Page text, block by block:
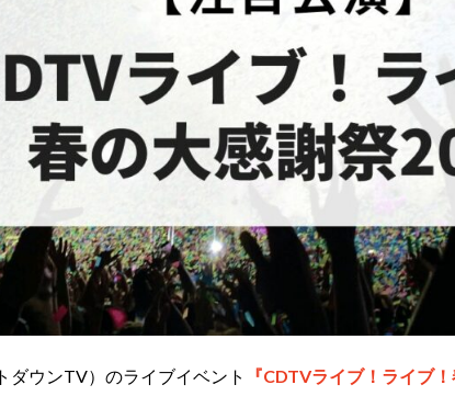
ダウンTV）のライブイベント 『CDTVライブ！ライブ